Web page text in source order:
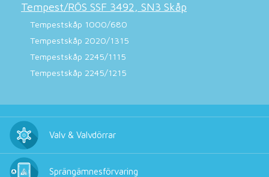
Tempest/RÖS SSF 3492, SN3 Skåp
Tempestskåp 1000/680
Tempestskåp 2020/1315
Tempestskåp 2245/1115
Tempestskåp 2245/1215
Valv & Valvdörrar
Sprängämnesförvaring